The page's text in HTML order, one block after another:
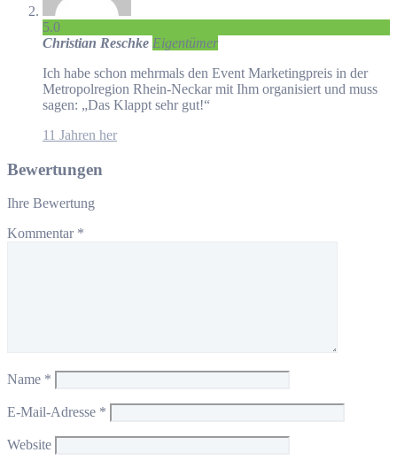
5.0
Christian Reschke Eigentümer
Ich habe schon mehrmals den Event Marketingpreis in der
Metropolregion Rhein-Neckar mit Ihm organisiert und muss
sagen: „Das Klappt sehr gut!“
11 Jahren her
Bewertungen
Ihre Bewertung
Kommentar *
Name *
E-Mail-Adresse *
Website